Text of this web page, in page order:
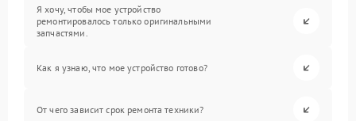
Я хочу, чтобы мое устройство
ремонтировалось только оригинальными
запчастями.
Как я узнаю, что мое устройство готово?
От чего зависит срок ремонта техники?